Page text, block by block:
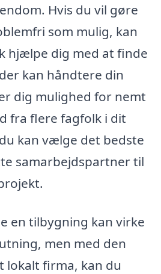
Hvis du vil gøre
som mulig, kan
hjælpe dig med at finde
kan håndtere din
dig mulighed for nemt
fra flere fagfolk i dit
kan vælge det bedste
samarbejdspartner til
en tilbygning kan virke
men med den
lokalt firma, kan du